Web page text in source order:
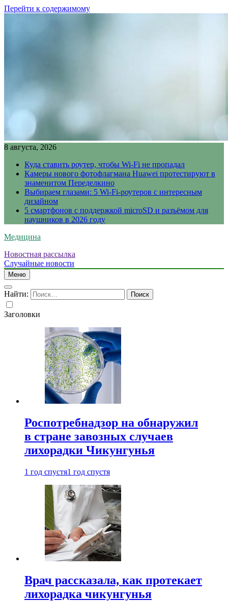
Перейти к содержимому
8 августа, 2026
Куда ставить роутер, чтобы Wi-Fi не пропадал
Камеры нового фотофлагмана Huawei протестируют в
знаменитом Переделкино
Выбираем глазами: 5 Wi-Fi-роутеров с интересным
дизайном
5 смартфонов с поддержкой microSD и разъёмом для
наушников в 2026 году
Медицина
Новостная рассылка
Случайные новости
Меню
Найти:
Заголовки
Роспотребнадзор на обнаружил
в стране завозных случаев
лихорадки Чикунгунья
1 год спустя1 год спустя
Врач рассказала, как протекает
лихорадка чикунгунья